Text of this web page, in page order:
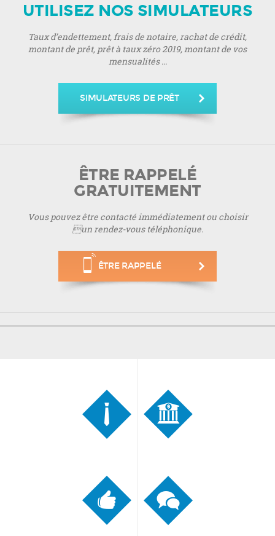
UTILISEZ NOS SIMULATEURS
Taux d’endettement, frais de notaire, rachat de crédit,
montant de prêt, prêt à taux zéro 2019, montant de vos
mensualités ...
SIMULATEURS DE PRÊT
ÊTRE RAPPELÉ
GRATUITEMENT
Vous pouvez être contacté immédiatement ou choisir
un rendez-vous téléphonique.
ÊTRE RAPPELÉ